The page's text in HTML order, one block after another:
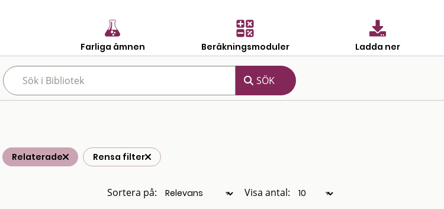
Farliga ämnen Beräkningsmoduler Ladda ner
Relaterade Rensa filter
Sortera på: Visa antal: